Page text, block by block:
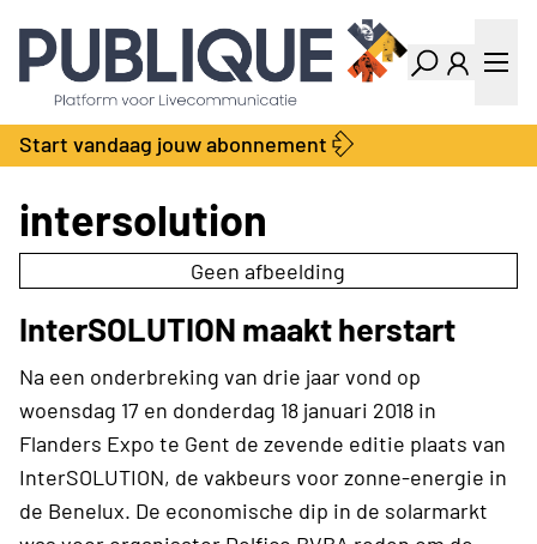
Industry Dashboard
Vacatures
Kalender
Producten
Bedrijvengids
Locatie Finder
Contact
Over ons
Adverteren
Abonnementen
Start vandaag jouw abonnement
intersolution
Geen afbeelding
InterSOLUTION maakt herstart
Na een onderbreking van drie jaar vond op
woensdag 17 en donderdag 18 januari 2018 in
Flanders Expo te Gent de zevende editie plaats van
InterSOLUTION, de vakbeurs voor zonne-energie in
de Benelux. De economische dip in de solarmarkt